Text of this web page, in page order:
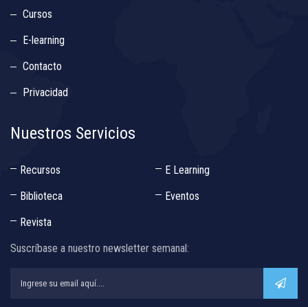
Cursos
E-learning
Contacto
Privacidad
Nuestros Servicios
Recursos
E Learning
Biblioteca
Eventos
Revista
Suscríbase a nuestro newsletter semanal: